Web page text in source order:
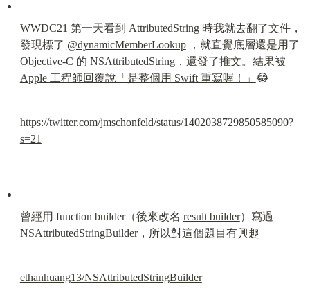
WWDC21 第一天看到 AttributedString 時我就去翻了文件，
發現標了 @dynamicMemberLookup ，就直覺底層還是用了
Objective-C 的 NSAttributedString，還發了推文。結果被
Apple 工程師回覆說「是整個用 Swift 重寫喔！」 😂
https://twitter.com/jmschonfeld/status/1402038729850585090?
s=21
曾經用 function builder（後來改名 result builder
NSAttributedStringBuilder，所以對這個題目有興趣
ethanhuang13/NSAttributedStringBuilder